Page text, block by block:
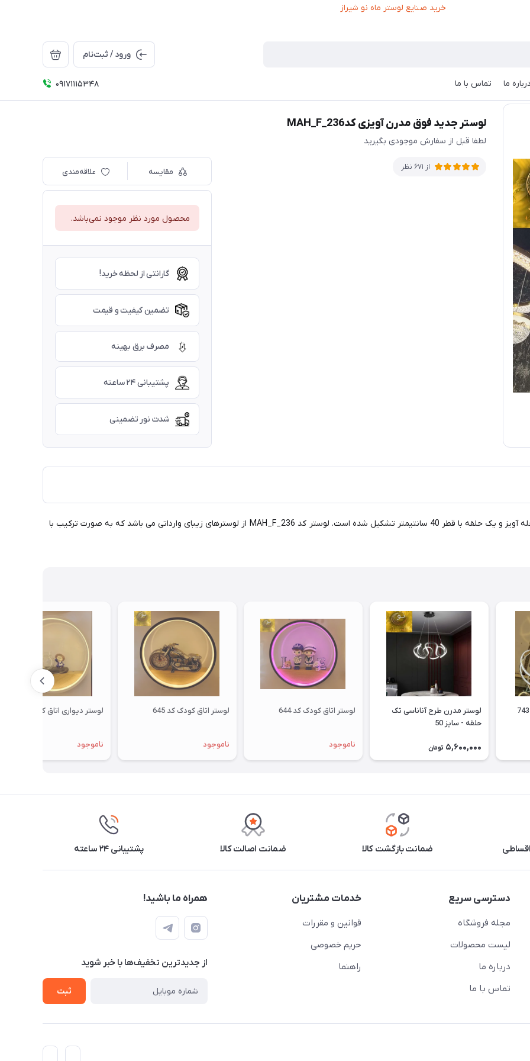
ورود / ثبت‌نام
ما تماس با ما 09171115348
لوستر جدید فوق مدرن آویزی کدMAH_F_236
لطفا قبل از سفارش موجودی بگیرید
از 671 نظر مقایسه علاقه‌مندی
محصول مورد نظر موجود نمی‌باشد.
گارانتی از لحظه خرید!
تضمین کیفیت و قیمت
مصرف برق بهینه
پشتیبانی ۲۴ ساعته
شدت نور تضمینی
لوستر فوق مدرن وارداتی آویزی ترکیبی کد MAH_F_236 از 4 شعله آویز و یک حلقه با قطر 40 سانتیمتر تشکیل شده است. لوستر کد MAH_F_236 از لوسترهای زیبای وارداتی می باشد که به صورت ترکیب با
لوستر پذیرایی اسپرت کد 743
لوستر مدرن طرح آناناسی تک
حلقه - سایز 50
5,600,000 تومان
لوستر اتاق کودک کد 644
ناموجود
لوستر اتاق کودک کد 645
ناموجود
لوستر دیواری اتاق کودک کد 643
ناموجود
ضمانت بازگشت کالا ضمانت اصالت کالا پشتیبانی ۲۴ ساعته
دسترسی سریع
مجله فروشگاه
لیست محصولات
درباره ما
تماس با ما
خدمات مشتریان
قوانین و مقررات
حریم خصوصی
راهنما
همراه ما باشید!
از جدید‌ترین تخفیف‌ها با‌ خبر شوید
ثبت